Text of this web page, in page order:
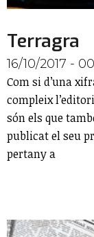
Terragra
16/10/2017 -
Com si d’una
compleix
són els que
publicat el seu
pertany a